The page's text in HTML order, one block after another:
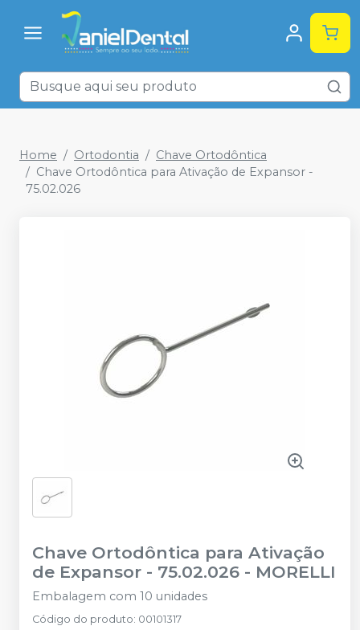
Home Ortodontia
Chave Ortodôntica
Chave Ortodôntica para Ativação de Expansor -
75.02.026
Chave Ortodôntica para Ativação
de Expansor - 75.02.026 - MORELLI
Embalagem com 10 unidades
Código do produto: 00101317